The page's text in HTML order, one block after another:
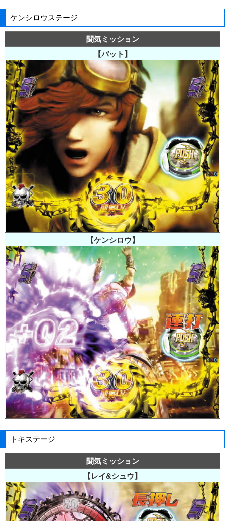
ケンシロウステージ
闘気ミッション
【バット】
【ケンシロウ】
トキステージ
闘気ミッション
【レイ&シュウ】